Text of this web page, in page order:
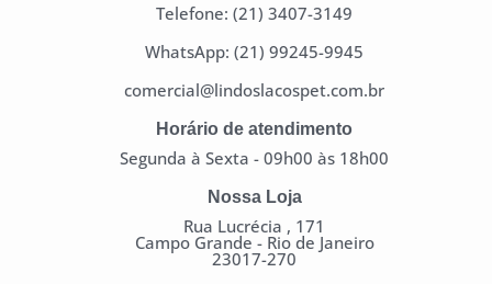
Telefone: (21) 3407-3149
WhatsApp: (21) 99245-9945
comercial@lindoslacospet.com.br
Horário de atendimento
Segunda à Sexta - 09h00 às 18h00
Nossa Loja
Rua Lucrécia , 171
Campo Grande - Rio de Janeiro
23017-270